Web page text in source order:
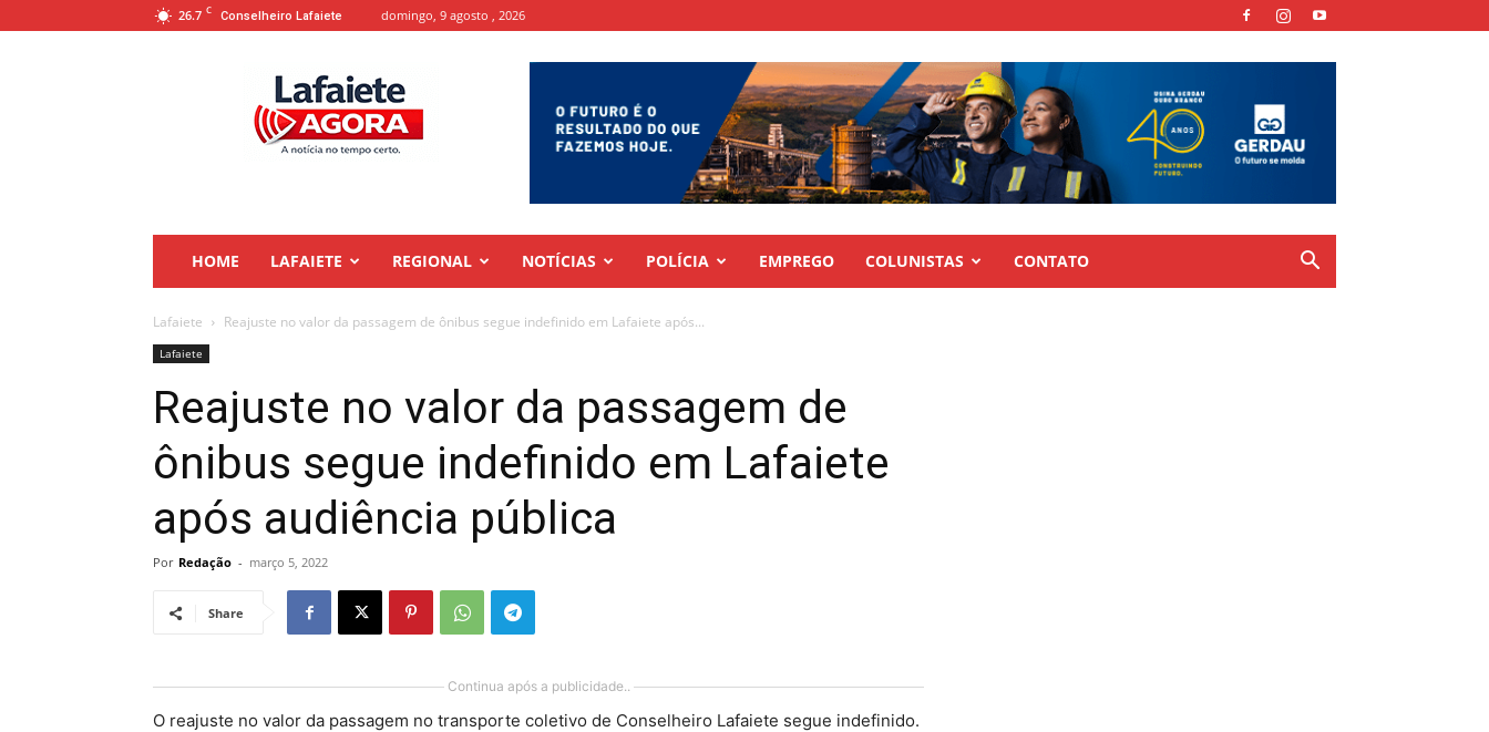
26.7 C Conselheiro Lafaiete domingo, 9 agosto , 2026
HOME LAFAIETE REGIONAL NOTÍCIAS POLÍCIA EMPREGO COLUNISTAS CONTATO
Lafaiete Reajuste no valor da passagem de ônibus segue indefinido em Lafaiete após...
Lafaiete
Reajuste no valor da passagem de
ônibus segue indefinido em Lafaiete
após audiência pública
Por Redação - março 5, 2022
Share
Continua após a publicidade..
O reajuste no valor da passagem no transporte coletivo de Conselheiro Lafaiete segue indefinido.